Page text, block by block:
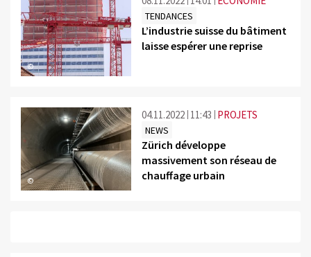
©
TENDANCES
L’industrie suisse du bâtiment
laisse espérer une reprise
©
04.11.2022 11:43 PROJETS
NEWS
Zürich développe
massivement son réseau de
chauffage urbain